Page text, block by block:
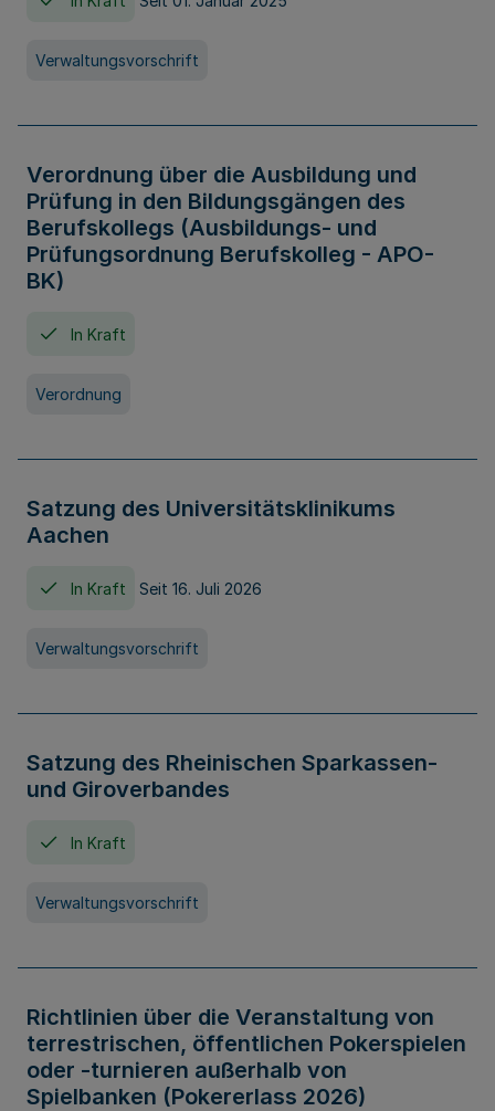
Verwaltungsvorschrift
Verordnung über die Ausbildung und
Prüfung in den Bildungsgängen des
Berufskollegs (Ausbildungs- und
Prüfungsordnung Berufskolleg - APO-
BK)
In Kraft
Verordnung
Satzung des Universitätsklinikums
Aachen
In Kraft Seit 16. Juli 2026
Verwaltungsvorschrift
Satzung des Rheinischen Sparkassen-
und Giroverbandes
In Kraft
Verwaltungsvorschrift
Richtlinien über die Veranstaltung von
terrestrischen, öffentlichen Pokerspielen
oder -turnieren außerhalb von
Spielbanken (Pokererlass 2026)